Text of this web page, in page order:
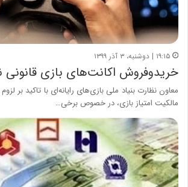
۱۹:۱۵ | دوشنبه، ۳ آذر ۱۳۹۹
خریدوفروش اکانت‌های بازی
معاون نظارت بنیاد ملی بازی‌های رایانه‌ای با تاکید بر
مالکیت امتیاز بازی، در خصوص برخی…